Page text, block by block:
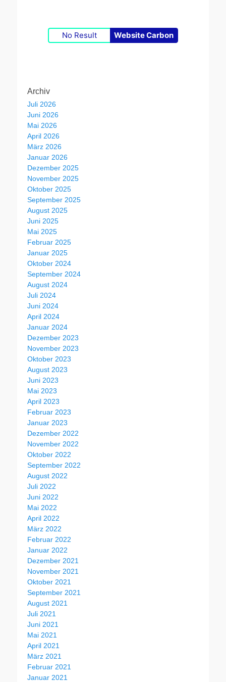
No Result Website Carbon
Archiv
Juli 2026
Juni 2026
Mai 2026
April 2026
März 2026
Januar 2026
Dezember 2025
November 2025
Oktober 2025
September 2025
August 2025
Juni 2025
Mai 2025
Februar 2025
Januar 2025
Oktober 2024
September 2024
August 2024
Juli 2024
Juni 2024
April 2024
Januar 2024
Dezember 2023
November 2023
Oktober 2023
August 2023
Juni 2023
Mai 2023
April 2023
Februar 2023
Januar 2023
Dezember 2022
November 2022
Oktober 2022
September 2022
August 2022
Juli 2022
Juni 2022
Mai 2022
April 2022
März 2022
Februar 2022
Januar 2022
Dezember 2021
November 2021
Oktober 2021
September 2021
August 2021
Juli 2021
Juni 2021
Mai 2021
April 2021
März 2021
Februar 2021
Januar 2021